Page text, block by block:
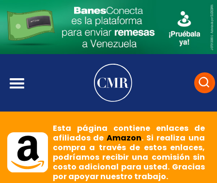
Esta página contiene enlaces de
afiliados deAmazon. Si realiza una
compra a través de estos enlaces,
podríamos recibir una comisión sin
costo adicional para usted. Gracias
por apoyar nuestro trabajo.